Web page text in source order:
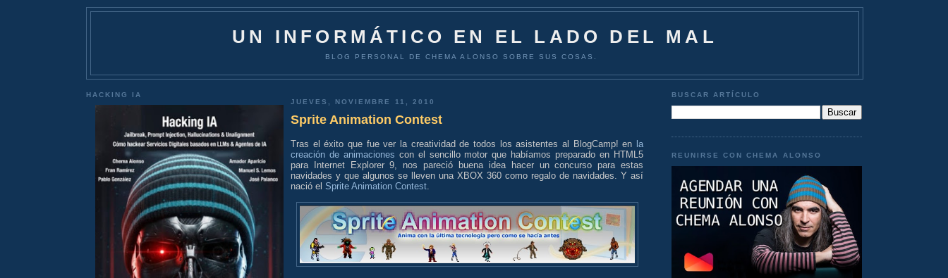
UN INFORMÁTICO EN EL LADO DEL MAL
BLOG PERSONAL DE CHEMA ALONSO SOBRE SUS COSAS.
HACKING IA
JUEVES, NOVIEMBRE 11, 2010
Sprite Animation Contest
Tras el éxito que fue ver la creatividad de todos los asistentes al BlogCamp! en la
creación de animaciones con el sencillo motor que habíamos preparado en HTML5
para Internet Explorer 9, nos pareció buena idea hacer un concurso para estas
navidades y que algunos se lleven una XBOX 360 como regalo de navidades. Y así
nació el Sprite Animation Contest
BUSCAR ARTÍCULO
REUNIRSE CON CHEMA ALONSO